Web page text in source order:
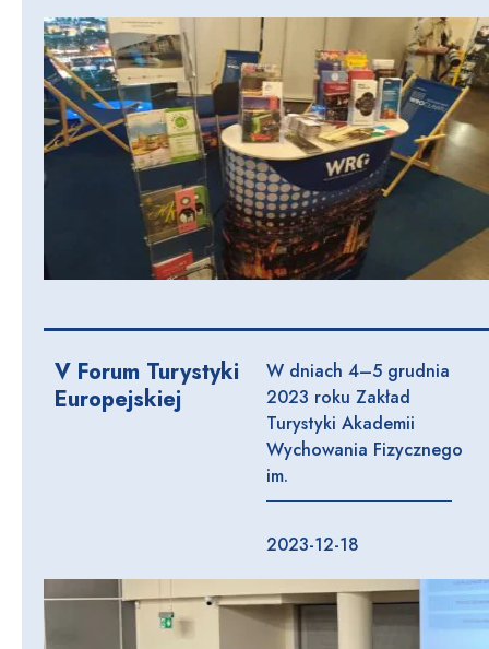
V Forum Turystyki
Europejskiej
W dniach 4–5 grudnia
2023 roku Zakład
Turystyki Akademii
Wychowania Fizycznego
im.
2023-12-18